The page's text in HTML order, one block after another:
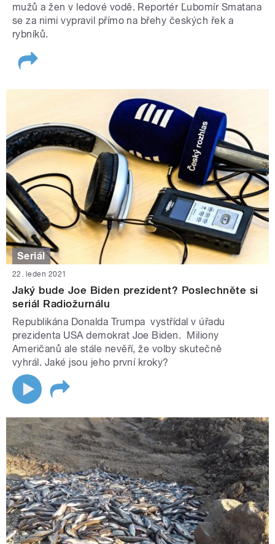
mužů a žen v ledové vodě. Reportér Ľubomír Smatana
se za nimi vypravil přímo na břehy českých řek a
rybníků.
Seriál
22. leden 2021
Jaký bude Joe Biden prezident? Poslechněte si
seriál Radiožurnálu
Republikána Donalda Trumpa vystřídal v úřadu
prezidenta USA demokrat Joe Biden. Miliony
Američanů ale stále nevěří, že volby skutečně
vyhrál. Jaké jsou jeho první kroky?